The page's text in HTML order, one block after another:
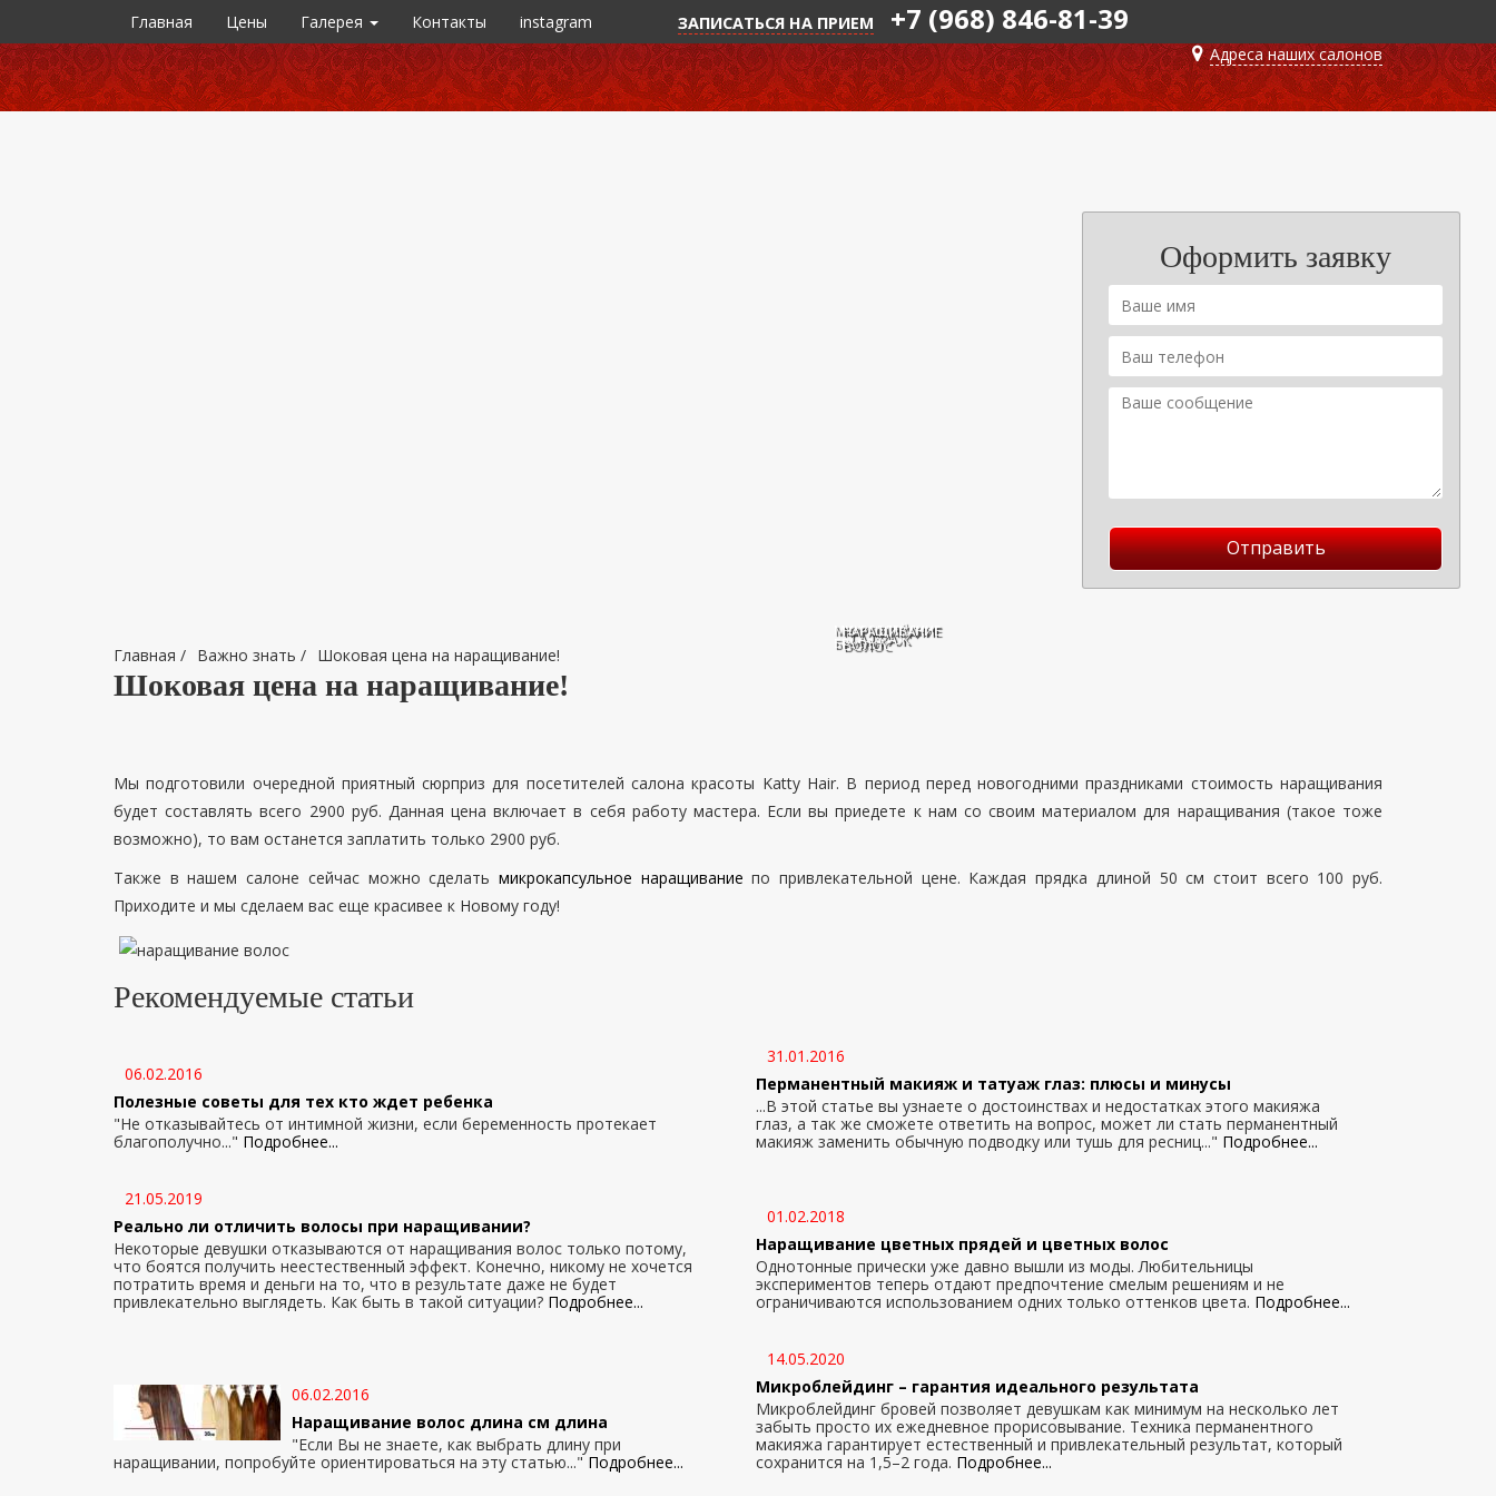
Главная Цены Галерея Контакты instagram ЗАПИСАТЬСЯ НА ПРИЕМ +7 (968) 846-81-39
Адреса наших салонов
Оформить заявку
Отправить
МИКРОБЛЕЙДИНГ
БРОВЕЙ
ТАТУАЖ
НАРАЩИВАНИЕ
ВОЛОС
Главная / Важно знать / Шоковая цена на наращивание!
Шоковая цена на наращивание!
Мы подготовили очередной приятный сюрприз для посетителей салона красоты Katty Hair. В период перед новогодними праздниками стоимость наращивания
будет составлять всего 2900 руб. Данная цена включает в себя работу мастера. Если вы приедете к нам со своим материалом для наращивания (такое тоже
возможно), то вам останется заплатить только 2900 руб.
Также в нашем салоне сейчас можно сделать микрокапсульное наращиваниепо привлекательной цене. Каждая прядка длиной 50 см стоит всего 100 руб.
Приходите и мы сделаем вас еще красивее к Новому году!
Рекомендуемые статьи
06.02.2016
Полезные советы для тех кто ждет ребенка
"Не отказывайтесь от интимной жизни, если беременность протекает
благополучно..." Подробнее...
31.01.2016
Перманентный макияж и татуаж глаз: плюсы и минусы
...В этой статье вы узнаете о достоинствах и недостатках этого макияжа
глаз, а так же сможете ответить на вопрос, может ли стать перманентный
макияж заменить обычную подводку или тушь для ресниц..." Подробнее...
21.05.2019
Реально ли отличить волосы при наращивании?
Некоторые девушки отказываются от наращивания волос только потому,
что боятся получить неестественный эффект. Конечно, никому не хочется
потратить время и деньги на то, что в результате даже не будет
привлекательно выглядеть. Как быть в такой ситуации? Подробнее...
01.02.2018
Наращивание цветных прядей и цветных волос
Однотонные прически уже давно вышли из моды. Любительницы
экспериментов теперь отдают предпочтение смелым решениям и не
ограничиваются использованием одних только оттенков цвета. Подробнее...
06.02.2016
Наращивание волос длина см длина
"Если Вы не знаете, как выбрать длину при
наращивании, попробуйте ориентироваться на эту статью..."Подробнее...
14.05.2020
Микроблейдинг – гарантия идеального результата
Микроблейдинг бровей позволяет девушкам как минимум на несколько лет
забыть просто их ежедневное прорисовывание. Техника перманентного
макияжа гарантирует естественный и привлекательный результат, который
сохранится на 1,5–2 года. Подробнее...